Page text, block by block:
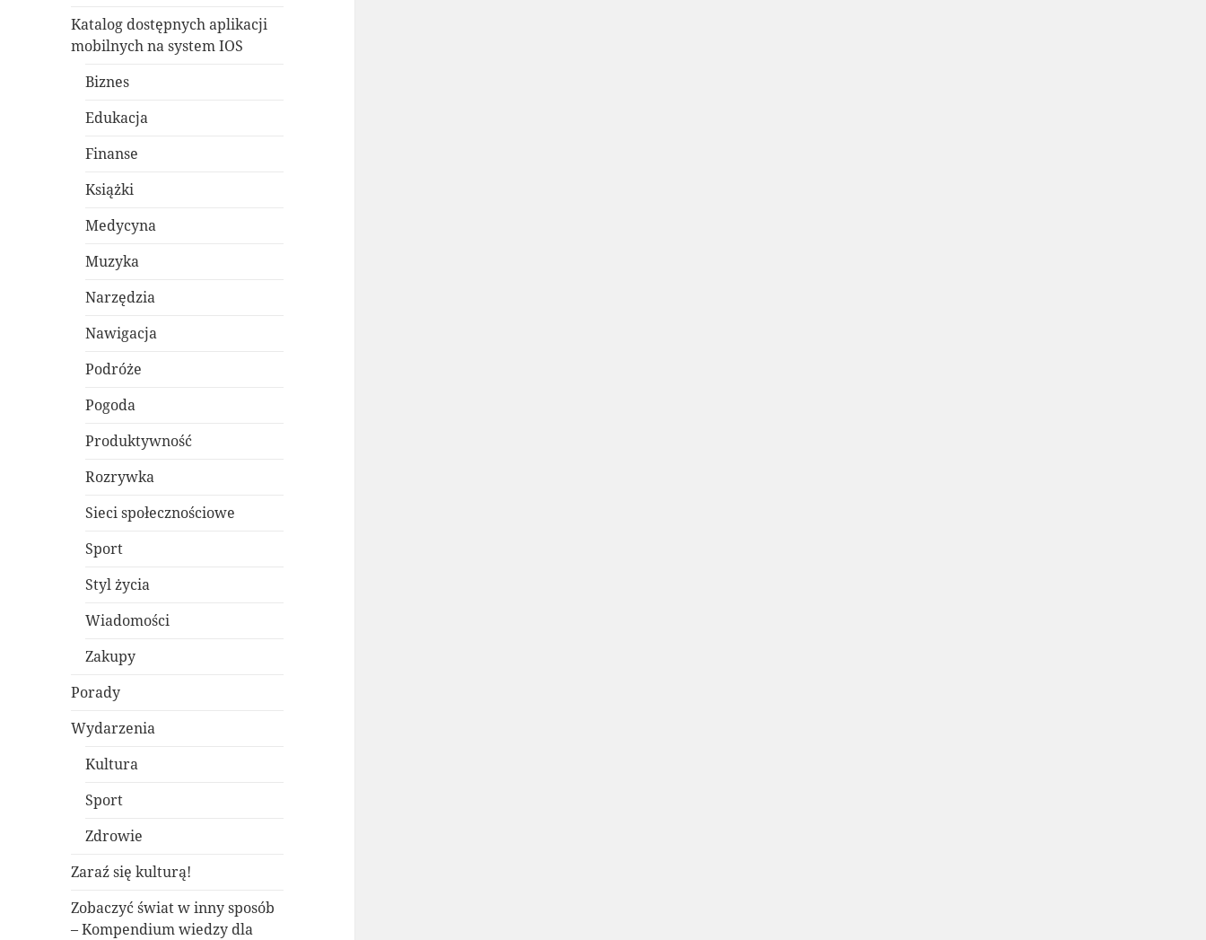
Katalog dostępnych aplikacji
mobilnych na system IOS
Biznes
Edukacja
Finanse
Książki
Medycyna
Muzyka
Narzędzia
Nawigacja
Podróże
Pogoda
Produktywność
Rozrywka
Sieci społecznościowe
Sport
Styl życia
Wiadomości
Zakupy
Porady
Wydarzenia
Kultura
Sport
Zdrowie
Zaraź się kulturą!
Zobaczyć świat w inny sposób
– Kompendium wiedzy dla